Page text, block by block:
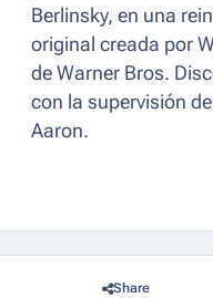
Berlinsky, en una
original creada por
de Warner Bros.
con la supervisión
Aaron.
Share